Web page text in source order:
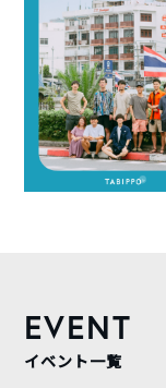
EVENT
イベント一覧